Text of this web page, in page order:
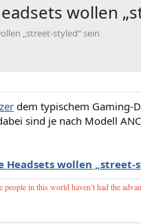
wollen
„street-styled“ sein
dem typischem Gaming-
sind je nach Modell
Headsets wollen „street-
in this world haven’t had the